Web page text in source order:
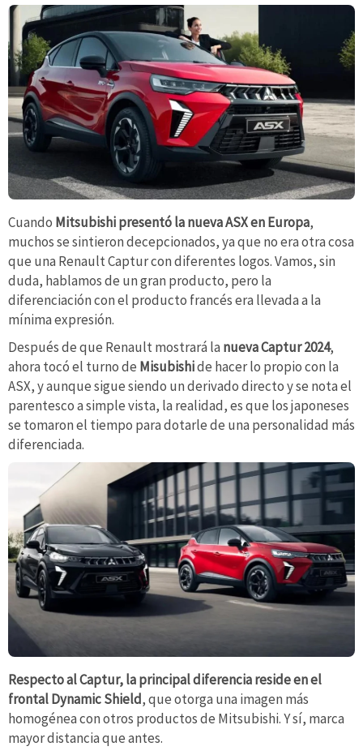
Cuando Mitsubishi presentó la nueva ASX en Europa,
muchos se sintieron decepcionados, ya que no era otra cosa
que una Renault Captur con diferentes logos. Vamos, sin
duda, hablamos de un gran producto, pero la
diferenciación con el producto francés era llevada a la
mínima expresión.
Después de que Renault mostrará la nueva Captur 2024,
ahora tocó el turno de Misubishide hacer lo propio con la
ASX, y aunque sigue siendo un derivado directo y se nota el
parentesco a simple vista, la realidad, es que los japoneses
se tomaron el tiempo para dotarle de una personalidad más
diferenciada.
Respecto al Captur, la principal diferencia reside en el
frontal Dynamic Shield, que otorga una imagen más
homogénea con otros productos de Mitsubishi. Y sí, marca
mayor distancia que antes.